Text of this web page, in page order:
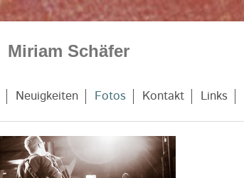
Miriam Schäfer
Neuigkeiten Fotos Kontakt Links